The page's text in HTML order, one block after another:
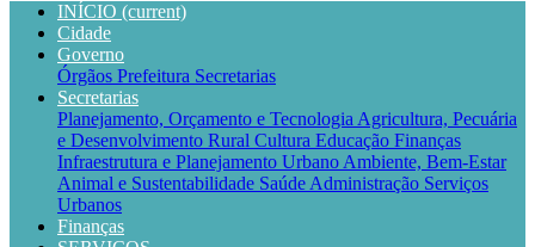
INÍCIO (current)
Cidade
Governo
Órgãos Prefeitura Secretarias
Secretarias
Planejamento, Orçamento e Tecnologia Agricultura, Pecuária
e Desenvolvimento Rural Cultura Educação Finanças
Infraestrutura e Planejamento Urbano Ambiente, Bem-Estar
Animal e Sustentabilidade Saúde Administração Serviços
Urbanos
Finanças